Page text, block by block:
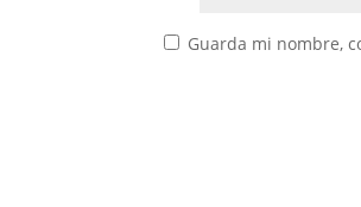
Guarda mi nombre,